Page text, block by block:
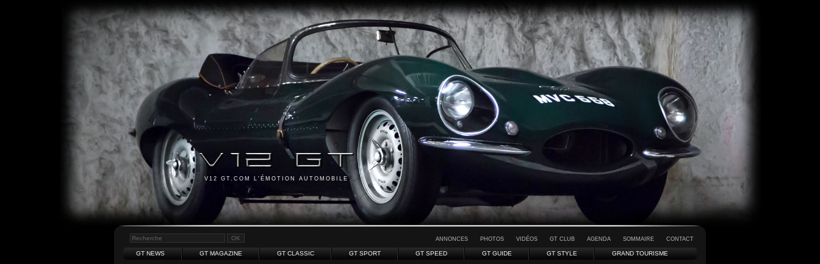
V12 GT.COM L'ÉMOTION AUTOMOBILE
ANNONCES PHOTOS VIDÉOS GT CLUB AGENDA SOMMAIRE CONTACT
GT NEWS GT MAGAZINE GT CLASSIC GT SPORT GT SPEED GT GUIDE GT STYLE GRAND TOURISME